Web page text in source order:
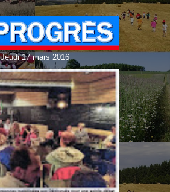
Jeudi 17 mars 2016